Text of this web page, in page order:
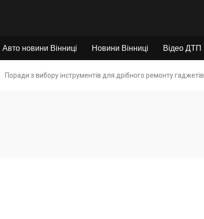
Авто новини Вінниці Новини Вінниці Відео ДТП
Поради з вибору інструментів для дрібного ремонту гаджетів